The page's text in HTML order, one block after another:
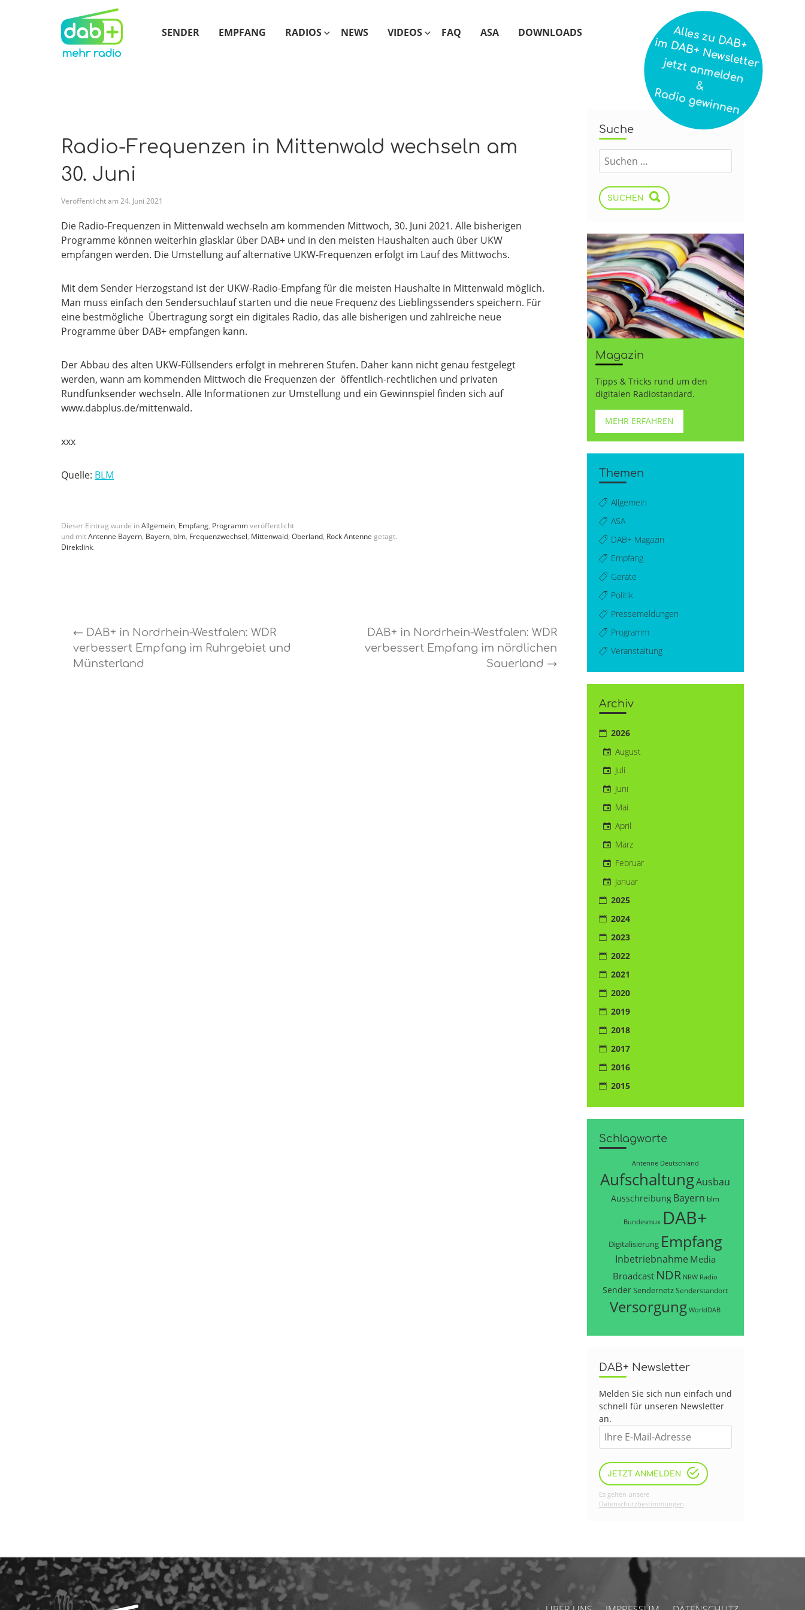
SENDER EMPFANG RADIOS NEWS VIDEOS FAQ ASA DOWNLOADS
Radio-Frequenzen in Mittenwald wechseln am
30. Juni
Veröffentlicht am 24. Juni 2021
Die Radio-Frequenzen in Mittenwald wechseln am kommenden Mittwoch, 30. Juni 2021. Alle bisherigen
Programme können weiterhin glasklar über DAB+ und in den meisten Haushalten auch über UKW
empfangen werden. Die Umstellung auf alternative UKW-Frequenzen erfolgt im Lauf des Mittwochs.
Mit dem Sender Herzogstand ist der UKW-Radio-Empfang für die meisten Haushalte in Mittenwald möglich.
Man muss einfach den Sendersuchlauf starten und die neue Frequenz des Lieblingssenders speichern. Für
eine bestmögliche Übertragung sorgt ein digitales Radio, das alle bisherigen und zahlreiche neue
Programme über DAB+ empfangen kann.
Der Abbau des alten UKW-Füllsenders erfolgt in mehreren Stufen. Daher kann nicht genau festgelegt
werden, wann am kommenden Mittwoch die Frequenzen der öffentlich-rechtlichen und privaten
Rundfunksender wechseln. Alle Informationen zur Umstellung und ein Gewinnspiel finden sich auf
www.dabplus.de/mittenwald.
xxx
Quelle: BLM
Dieser Eintrag wurde inAllgemein, Empfang, Programmveröffentlicht
und mitAntenne Bayern, Bayern, blm, Frequenzwechsel, Mittenwald, Oberland, Rock Antenne getagt.
Direktlink.
← DAB+ in Nordrhein-Westfalen: WDR
verbessert Empfang im Ruhrgebiet und
Münsterland
DAB+ in Nordrhein-Westfalen: WDR
verbessert Empfang im nördlichen
Sauerland →
Suche
SUCHEN
Magazin
Tipps & Tricks rund um den
digitalen Radiostandard.
MEHR ERFAHREN
Themen
Allgemein
ASA
DAB+ Magazin
Empfang
Geräte
Politik
Pressemeldungen
Programm
Veranstaltung
Archiv
2026
August
Juli
Juni
Mai
April
März
Februar
Januar
2025
2024
2023
2022
2021
2020
2019
2018
2017
2016
2015
Schlagworte
Antenne Deutschland
AufschaltungAusbau
Ausschreibung Bayern blm
Bundesmux DAB+
Digitalisierung Empfang
Inbetriebnahme Media
Broadcast NDR NRW Radio
SenderSendernetzSenderstandort
Versorgung WorldDAB
DAB+ Newsletter
Melden Sie sich nun einfach und
schnell für unseren Newsletter
an.
JETZT ANMELDEN
Es gelten unsere
Datenschutzbestimmungen.
Alles zu DAB+
im DAB+ Newsletter
jetzt anmelden
&
Radio gewinnen